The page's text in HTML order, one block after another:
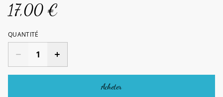
17,00 €
QUANTITÉ
Acheter